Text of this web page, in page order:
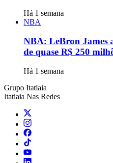
Há 1 semana
NBA
NBA: LeBron James
de quase R$ 250
Há 1 semana
Grupo Itatiaia
Itatiaia Nas Redes